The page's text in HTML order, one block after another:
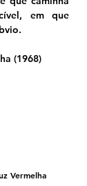
em que
(1968)
Vermelha